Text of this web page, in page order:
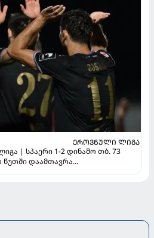
ᲔᲠᲝᲕᲜᲣᲚᲘ ᲚᲘᲒᲐ
| სპაერი 1-2 დინამო თბ. 73
დაამთავრა...